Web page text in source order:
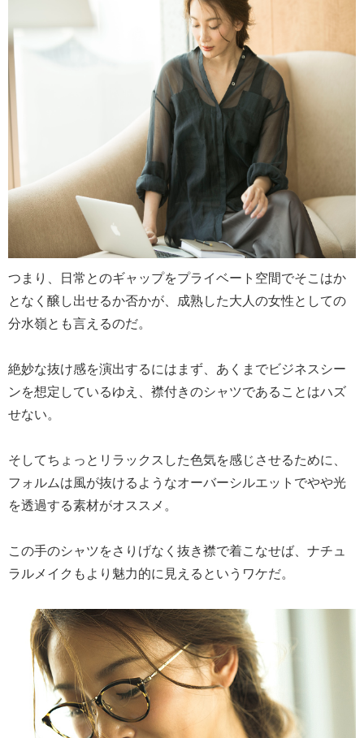
つまり、日常とのギャップをプライベート空間でそこはか
となく醸し出せるか否かが、成熟した大人の女性としての
分水嶺とも言えるのだ。
絶妙な抜け感を演出するにはまず、あくまでビジネスシー
ンを想定しているゆえ、襟付きのシャツであることはハズ
せない。
そしてちょっとリラックスした色気を感じさせるために、
フォルムは風が抜けるようなオーバーシルエットでやや光
を透過する素材がオススメ。
この手のシャツをさりげなく抜き襟で着こなせば、ナチュ
ラルメイクもより魅力的に見えるというワケだ。